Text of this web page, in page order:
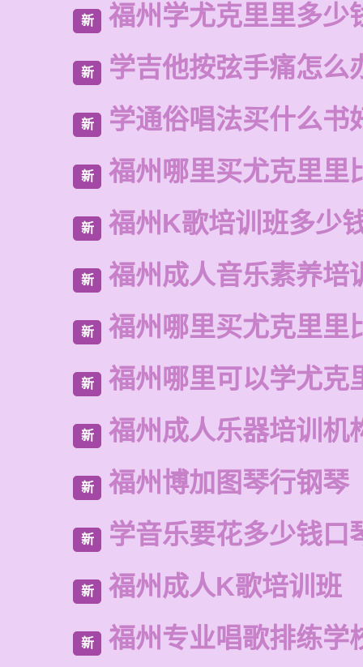
新 福州学尤克里里多少
新 学吉他按弦手痛怎么
新 学通俗唱法买什么书
新 福州哪里买尤克里里
新 福州K歌培训班多少
新 福州成人音乐素养培
新 福州哪里买尤克里里
新 福州哪里可以学尤克
新 福州成人乐器培训机
新 福州博加图琴行钢琴
新 学音乐要花多少钱口
新 福州成人K歌培训班
新 福州专业唱歌排练学